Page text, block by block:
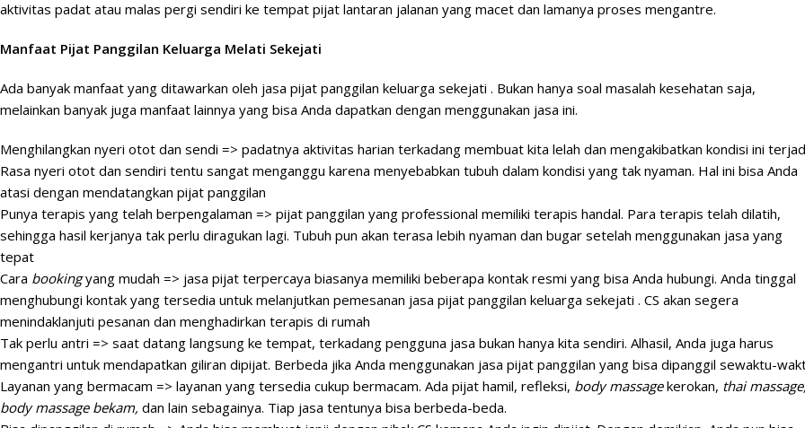
aktivitas padat atau malas pergi sendiri ke tempat pijat lantaran jalanan yang macet dan lamanya proses mengantre.
Manfaat Pijat Panggilan Keluarga Melati Sekejati
Ada banyak manfaat yang ditawarkan oleh jasa pijat panggilan keluarga sekejati . Bukan hanya soal masalah kesehatan saja,
melainkan banyak juga manfaat lainnya yang bisa Anda dapatkan dengan menggunakan jasa ini.
Menghilangkan nyeri otot dan sendi => padatnya aktivitas harian terkadang membuat kita lelah dan mengakibatkan kondisi ini
Rasa nyeri otot dan sendiri tentu sangat menganggu karena menyebabkan tubuh dalam kondisi yang tak nyaman. Hal ini bisa Anda
atasi dengan mendatangkan pijat panggilan
Punya terapis yang telah berpengalaman => pijat panggilan yang professional memiliki terapis handal. Para terapis telah dilatih,
sehingga hasil kerjanya tak perlu diragukan lagi. Tubuh pun akan terasa lebih nyaman dan bugar setelah menggunakan jasa yang
tepat
Cara bookingyang mudah => jasa pijat terpercaya biasanya memiliki beberapa kontak resmi yang bisa Anda hubungi. Anda tinggal
menghubungi kontak yang tersedia untuk melanjutkan pemesanan jasa pijat panggilan keluarga sekejati . CS akan segera
menindaklanjuti pesanan dan menghadirkan terapis di rumah
Tak perlu antri => saat datang langsung ke tempat, terkadang pengguna jasa bukan hanya kita sendiri. Alhasil, Anda juga harus
mengantri untuk mendapatkan giliran dipijat. Berbeda jika Anda menggunakan jasa pijat panggilan yang bisa dipanggil sewaktu-
Layanan yang bermacam => layanan yang tersedia cukup bermacam. Ada pijat hamil, refleksi, body massagekerokan, thai massage,
body massage bekam, dan lain sebagainya. Tiap jasa tentunya bisa berbeda-beda.